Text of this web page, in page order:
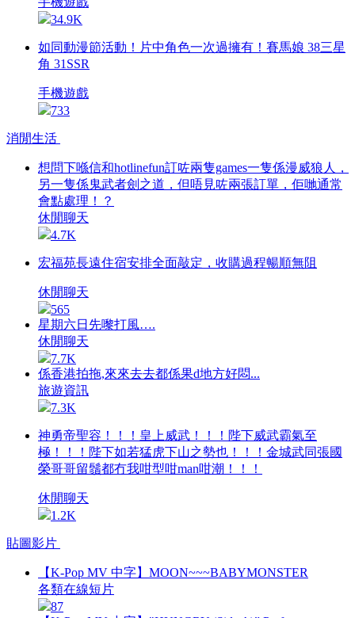
34.9K
如同動漫節活動！片中角色一次過擁有！賽馬娘 38三星
角 31SSR
手機遊戲
733
消閒生活
想問下喺信和hotlinefun訂咗兩隻games一隻係漫威狼人，
另一隻係鬼武者劍之道，但唔見咗兩張訂單，佢哋通常
會點處理！？
休閒聊天
4.7K
宏福苑長遠住宿安排全面敲定，收購過程暢順無阻
休閒聊天
565
星期六日先嚟打風….
休閒聊天
7.7K
係香港拍拖,來來去去都係果d地方好悶...
旅遊資訊
7.3K
神勇帝聖容！！！皇上威武！！！陛下威武霸氣至
極！！！陛下如若猛虎下山之勢也！！！金城武同張國
榮哥哥留鬚都冇我咁型咁man咁潮！！！
休閒聊天
1.2K
貼圖影片
【K-Pop MV 中字】MOON~~~BABYMONSTER
各類在線短片
87